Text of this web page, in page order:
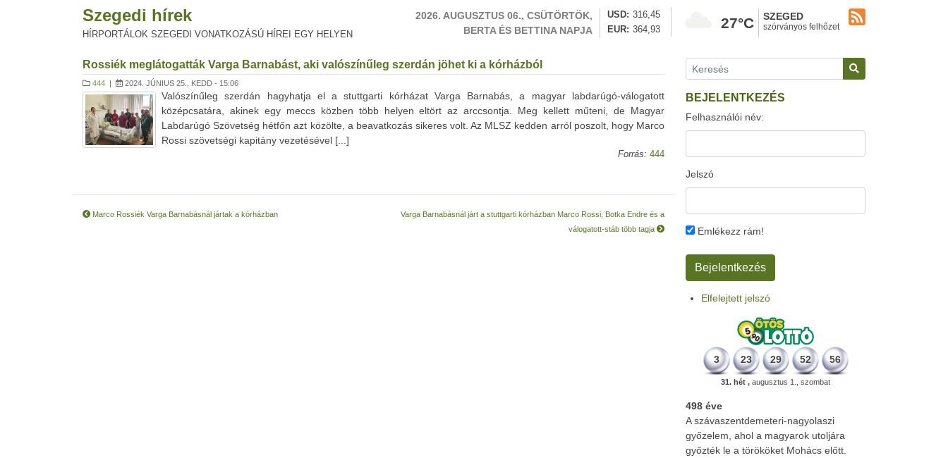
Szegedi hírek
HÍRPORTÁLOK SZEGEDI VONATKOZÁSÚ HÍREI EGY HELYEN
2026. AUGUSZTUS 06., CSÜTÖRTÖK,
BERTA ÉS BETTINA NAPJA
USD
316,45
EUR
364,93 27°C SZEGED
szórványos felhőzet
Rossiék meglátogatták Varga Barnabást, aki valószínűleg szerdán jöhet ki a kórházból
444 | 2024. JÚNIUS 25., KEDD - 15:06
Valószínűleg szerdán hagyhatja el a stuttgarti kórházat Varga Barnabás, a magyar labdarúgó-válogatott
középcsatára, akinek egy meccs közben több helyen eltört az arccsontja. Meg kellett műteni, de Magyar
Labdarúgó Szövetség hétfőn azt közölte, a beavatkozás sikeres volt. Az MLSZ kedden arról poszolt, hogy Marco
Rossi szövetségi kapitány vezetésével [...]
Forrás: 444
Marco Rossiék Varga Barnabásnál jártak a kórházban
Varga Barnabásnál járt a stuttgarti kórházban Marco Rossi, Botka Endre és a
válogatott-stáb több tagja
BEJELENTKEZÉS
Felhasználói név:
Jelszó
Emlékezz rám!
Elfelejtett jelszó
3 23 29 52 56
31. hét , augusztus 1., szombat
498 éve
A szávaszentdemeteri-nagyolaszi
győzelem, ahol a magyarok utoljára
győzték le a törököket Mohács előtt.